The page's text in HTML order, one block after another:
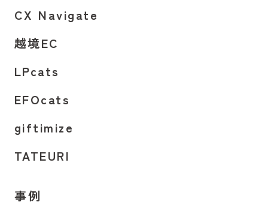
CX Navigate
越境EC
LPcats
EFOcats
giftimize
TATEURI
事例